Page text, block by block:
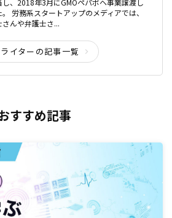
。 労務系スタートアップのメディアでは、
さんや弁護士さ...
イターの記事一覧
すすめ記事